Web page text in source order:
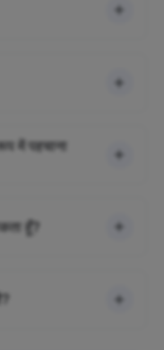
में पहचाना
हूँ?